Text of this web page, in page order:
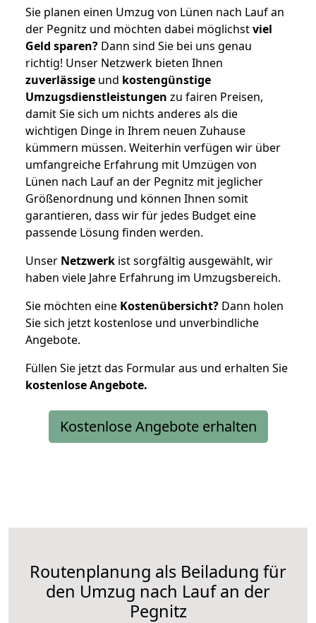
Sie planen einen Umzug von Lünen nach Lauf an
der Pegnitz und möchten dabei möglichstviel
Geld sparen? Dann sind Sie bei uns genau
richtig! Unser Netzwerk bieten Ihnen
zuverlässige und kostengünstige
Umzugsdienstleistungen zu fairen Preisen,
damit Sie sich um nichts anderes als die
wichtigen Dinge in Ihrem neuen Zuhause
kümmern müssen. Weiterhin verfügen wir über
umfangreiche Erfahrung mit Umzügen von
Lünen nach Lauf an der Pegnitz mit jeglicher
Größenordnung und können Ihnen somit
garantieren, dass wir für jedes Budget eine
passende Lösung finden werden.
Unser Netzwerk ist sorgfältig ausgewählt, wir
haben viele Jahre Erfahrung im Umzugsbereich.
Sie möchten eine Kostenübersicht? Dann holen
Sie sich jetzt kostenlose und unverbindliche
Angebote.
Füllen Sie jetzt das Formular aus und erhalten Sie
kostenloseAngebote.
Kostenlose Angebote erhalten
Routenplanung als Beiladung für
den Umzug nach Lauf an der
Pegnitz